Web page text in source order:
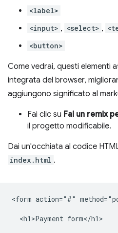
<label>
<input> , <select> ,
<button>
Come vedrai, questi elementi
integrata del browser,
aggiungono significato al
Fai clic su Fai un remix
il progetto modificabile.
Dai un'occhiata al codice
index.html .
<form action="#"
  <h1>Payment form</h1>